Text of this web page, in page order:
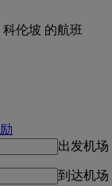
科伦坡 的航班
出发机场
到达机场